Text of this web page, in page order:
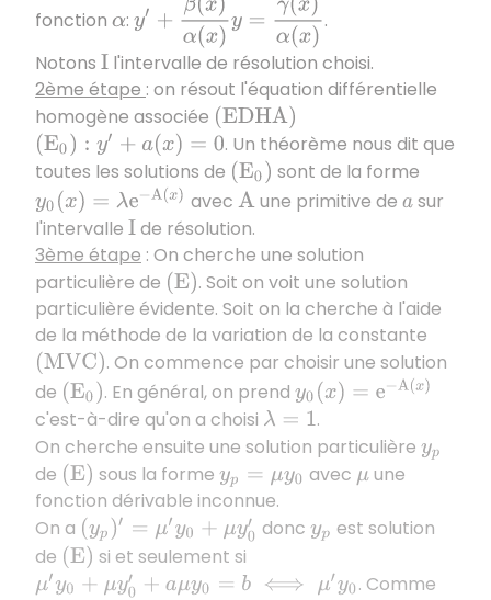
fonction α :
′+ β x)α(x) )α(x)
.
Notons I l'intervalle de résolution choisi.
2ème étape : on résout l'équation différentielle
homogène associée (EDHA)
(E0) : ′ +a( x) =0
. Un théorème nous dit que
toutes les solutions de (E0)
sont de la forme
y0(x)=λe −A(x) avecAune primitive de asur
l'intervalle I de résolution.
3ème étape : On cherche une solution
particulière de (E) . Soit on voit une solution
particulière évidente. Soit on la cherche à l'aide
de la méthode de la variation de la constante
(MVC)
. On commence par choisir une solution
de (E0) . En général, on prend y0(x)=e− A x)
c'est-à-dire qu'on a choisi λ=1
.
On cherche ensuite une solution particulière yp
de (E) sous la forme yp =μ y0 avec μune
fonction dérivable inconnue.
On a (yp )′ =μ′ y0+μy 0′ doncyp est solution
de (E) si et seulement si
μ′y0+ μy 0′+a μy0=b⟺ μ′y 0 μ(y0′ ay0)=b
. Comme